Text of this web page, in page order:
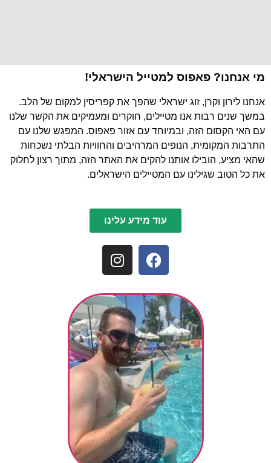
מי אנחנו? פאפוס למטייל הישראלי!
אנחנו לירון וקרן, זוג ישראלי שהפך את קפריסין למקום של הלב.
במשך שנים רבות אנו מטיילים, חוקרים ומעמיקים את הקשר שלנו
עם האי הקסום הזה, ובמיוחד עם אזור פאפוס. המפגש שלנו עם
התרבות המקומית, הנופים המרהיבים והחוויות הבלתי נשכחות
שהאי מציע, הובילו אותנו להקים את האתר הזה, מתוך רצון לחלוק
את כל הטוב שגילינו עם המטיילים הישראלים.
עוד מידע עלינו